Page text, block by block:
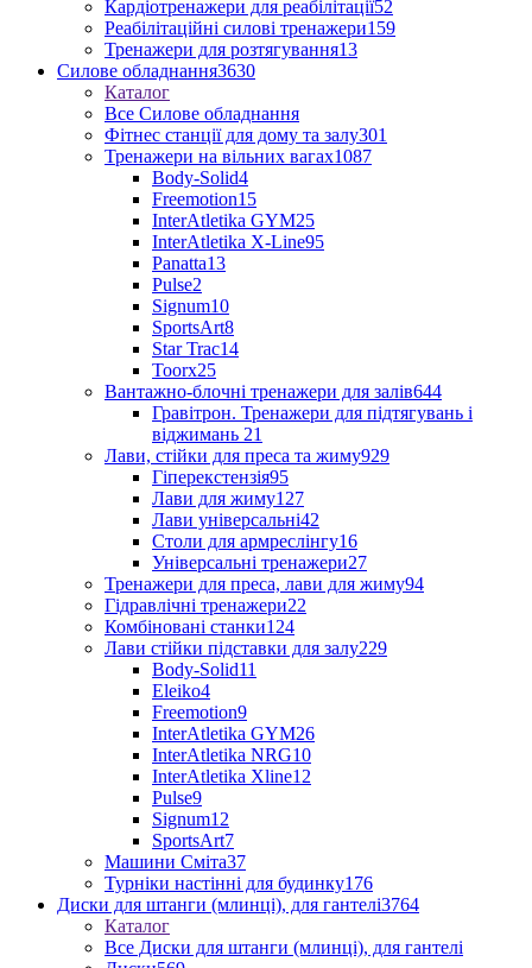
Кардіотренажери для реабілітації52
Реабілітаційні силові тренажери159
Тренажери для розтягування13
Силове обладнання3630
Каталог
Все Силове обладнання
Фітнес станції для дому та залу301
Тренажери на вільних вагах1087
Body-Solid4
Freemotion15
InterAtletika GYM25
InterAtletika X-Line95
Panatta13
Pulse2
Signum10
SportsArt8
Star Trac14
Toorx25
Вантажно-блочні тренажери для залів644
Гравітрон. Тренажери для підтягувань і
віджимань 21
Лави, стійки для преса та жиму929
Гіперекстензія95
Лави для жиму127
Лави універсальні42
Столи для армреслінгу16
Універсальні тренажери27
Тренажери для преса, лави для жиму94
Гідравлічні тренажери22
Комбіновані станки124
Лави стійки підставки для залу229
Body-Solid11
Eleiko4
Freemotion9
InterAtletika GYM26
InterAtletika NRG10
InterAtletika Xline12
Pulse9
Signum12
SportsArt7
Машини Сміта37
Турніки настінні для будинку176
Диски для штанги (млинці), для гантелі3764
Каталог
Все Диски для штанги (млинці), для гантелі